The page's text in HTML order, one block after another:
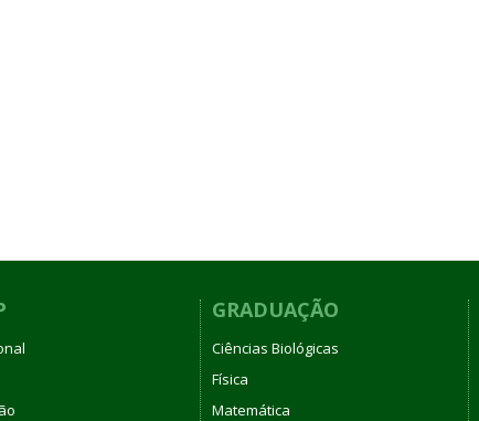
GRADUAÇÃO
Ciências Biológicas
Física
Matemática